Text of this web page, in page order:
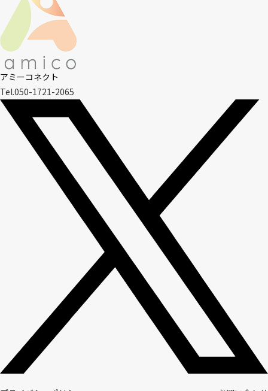
アミーコネクト
Tel.050-1721-2065